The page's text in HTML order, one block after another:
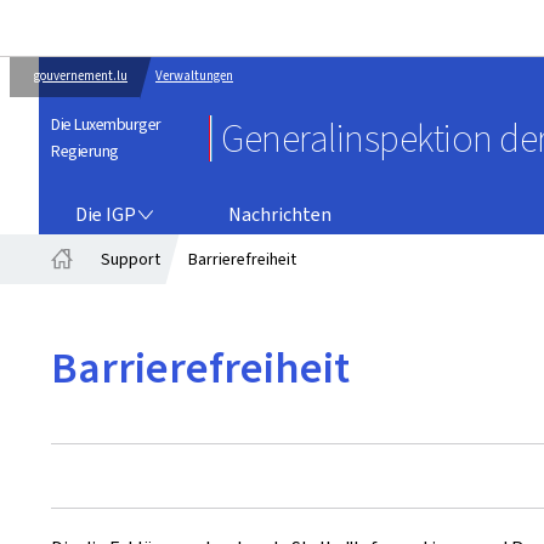
gouvernement.lu Verwaltungen
Die Luxemburger
Regierung
Generalinspektion
Die IGP
Nachrichten
Support Barrierefreiheit
Barrierefreiheit